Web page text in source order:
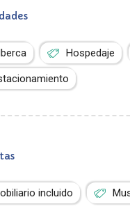
Hospedaje
incluido